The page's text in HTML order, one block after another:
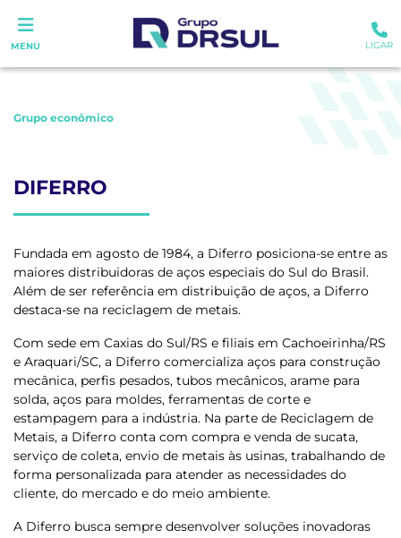
MENU LIGAR
Grupo econômico
DIFERRO
Fundada em agosto de 1984, a Diferro posiciona-se entre as
maiores distribuidoras de aços especiais do Sul do Brasil.
Além de ser referência em distribuição de aços, a Diferro
destaca-se na reciclagem de metais.
Com sede em Caxias do Sul/RS e filiais em Cachoeirinha/RS
e Araquari/SC, a Diferro comercializa aços para construção
mecânica, perfis pesados, tubos mecânicos, arame para
solda, aços para moldes, ferramentas de corte e
estampagem para a indústria. Na parte de Reciclagem de
Metais, a Diferro conta com compra e venda de sucata,
serviço de coleta, envio de metais às usinas, trabalhando de
forma personalizada para atender as necessidades do
cliente, do mercado e do meio ambiente.
A Diferro busca sempre desenvolver soluções inovadoras